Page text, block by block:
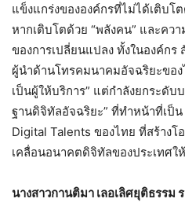
แข็งแกร่งขององค์กรที่ไม่ได้เติบโ
หากเติบโตด้วย “พลังคน” และคว
ของการเปลี่ยนแปลง ทั้งในองค์ก
ผู้นำด้านโทรคมนาคมอัจฉริยะของ
เป็นผู้ให้บริการ” แต่กำลังยกระดับ
ฐานดิจิทัลอัจฉริยะ” ที่ทำหน้าที่เป็
Digital Talents ของไทย ที่สร้างโ
เคลื่อนอนาคตดิจิทัลของประเทศ
นางสาวกานติมา เลอเลิศยุติธรรม